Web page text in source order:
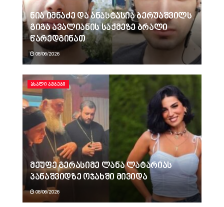
ნია იმნაძე და ანასტასია ბერუაშვილს
გიგა ავალიანის საქმეზე ბრალი
წარედგინათ
08/06/2026
ᲐᲮᲐᲚᲘ ᲐᲛᲑᲔᲑᲘ
მეუფე გერასიმე ლანა ლატარიას
პანაშვიდზე ოჯახში მივიდა
08/06/2026